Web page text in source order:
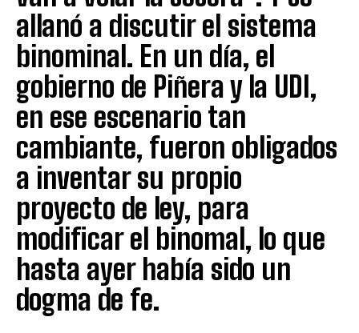
allanó a discutir el sistema
binominal. En un día, el
gobierno de Piñera y la UDI,
en ese escenario tan
cambiante, fueron obligados
a inventar su propio
proyecto de ley, para
modificar el binomal, lo que
hasta ayer había sido un
dogma de fe.